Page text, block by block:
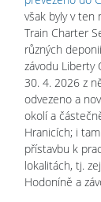
však byly v ten
Train Charter
různých
závodu Liberty
30. 4. 2026 z
odvezeno a
okolí a
Hranicích; i
přístavbu k
lokalitách, tj.
Hodoníně a